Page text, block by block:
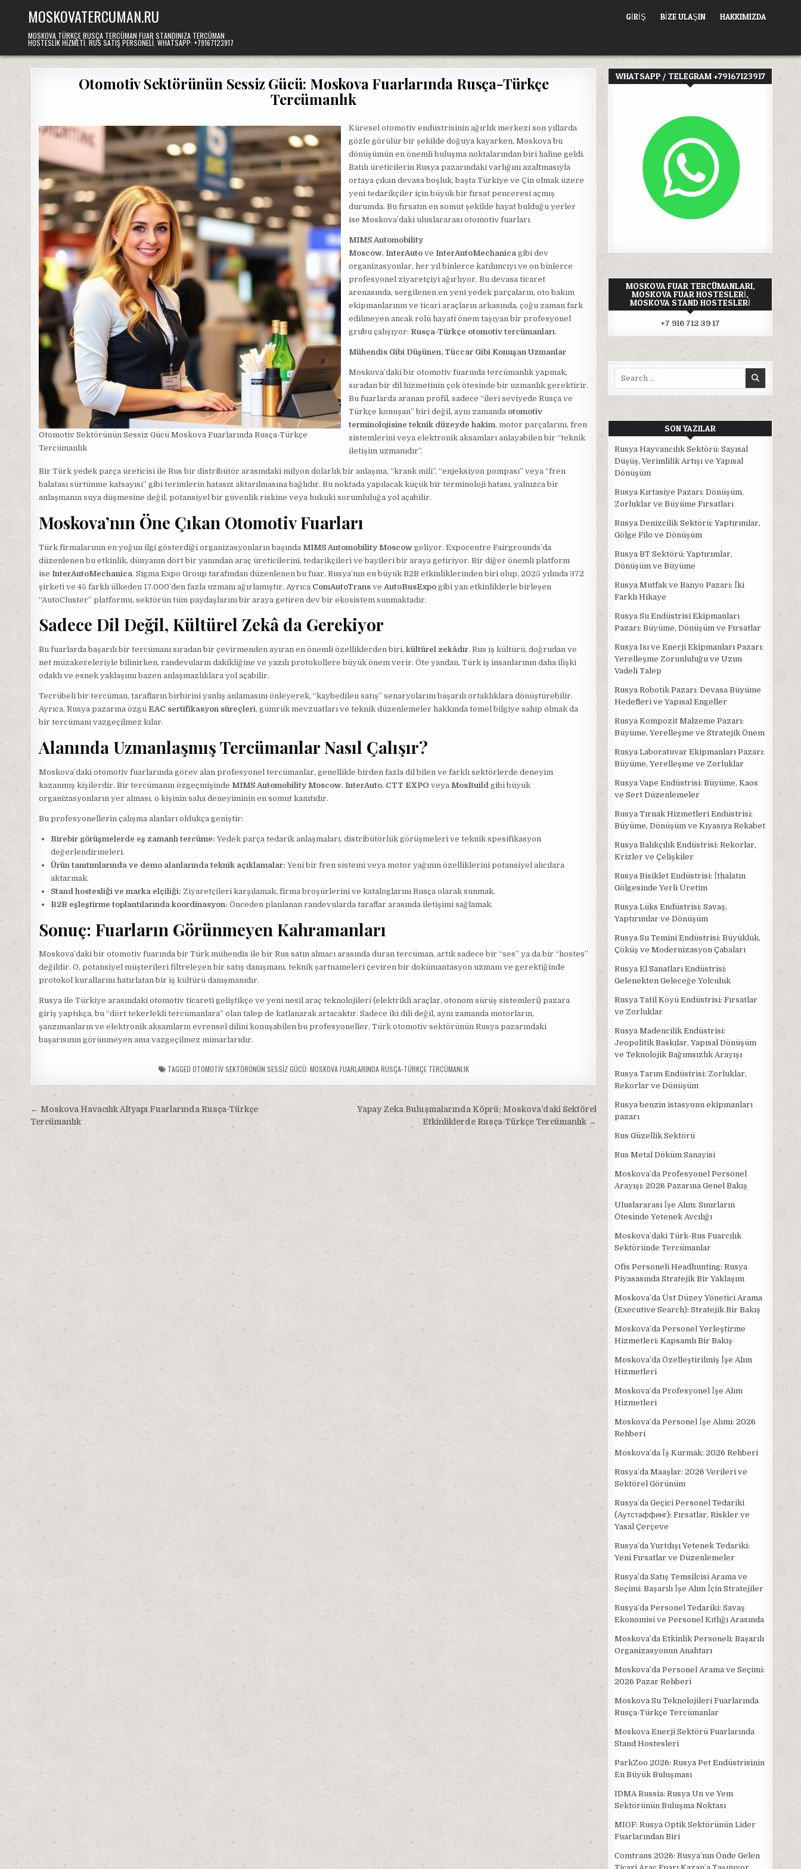
MOSKOVATERCUMAN.RU
MOSKOVA TÜRKÇE RUSÇA TERCÜMAN FUAR STANDINIZA TERCÜMAN
HOSTESLIK HIZMETI. RUS SATIŞ PERSONELI. WHATSAPP: +79167123917
GIRIŞ BİZE ULAŞIN HAKKIMIZDA
Otomotiv Sektörünün Sessiz Gücü: Moskova Fuarlarında Rusça-Türkçe
Tercümanlık
Otomotiv Sektörünün Sessiz Gücü Moskova Fuarlarında Rusça-Türkçe
Tercümanlık
Küresel otomotiv endüstrisinin ağırlık merkezi son yıllarda
gözle görülür bir şekilde doğuya kayarken, Moskova bu
dönüşümün en önemli buluşma noktalarından biri haline geldi.
Batılı üreticilerin Rusya pazarındaki varlığını azaltmasıyla
ortaya çıkan devasa boşluk, başta Türkiye ve Çin olmak üzere
yeni tedarikçiler için büyük bir fırsat penceresi açmış
durumda. Bu fırsatın en somut şekilde hayat bulduğu yerler
ise Moskova’daki uluslararası otomotiv fuarları.
MIMS Automobility
Moscow,InterAuto veInterAutoMechanica gibi dev
organizasyonlar, her yıl binlerce katılımcıyı ve on binlerce
profesyonel ziyaretçiyi ağırlıyor. Bu devasa ticaret
arenasında, sergilenen en yeni yedek parçaların, oto bakım
ekipmanlarının ve ticari araçların arkasında, çoğu zaman fark
edilmeyen ancak rolü hayati önem taşıyan bir profesyonel
grubu çalışıyor: Rusça-Türkçe otomotiv tercümanları.
Mühendis Gibi Düşünen, Tüccar Gibi Konuşan Uzmanlar
Moskova’daki bir otomotiv fuarında tercümanlık yapmak,
sıradan bir dil hizmetinin çok ötesinde bir uzmanlık gerektirir.
Bu fuarlarda aranan profil, sadece “ileri seviyede Rusça ve
Türkçe konuşan” biri değil, aynı zamanda otomotiv
terminolojisine teknik düzeyde hakim, motor parçalarını, fren
sistemlerini veya elektronik aksamları anlayabilen bir “teknik
iletişim uzmanıdır”.
Bir Türk yedek parça üreticisi ile Rus bir distribütör arasındaki milyon dolarlık bir anlaşma, “krank mili”, “enjeksiyon pompası” veya “fren
balatası sürtünme katsayısı” gibi terimlerin hatasız aktarılmasına bağlıdır. Bu noktada yapılacak küçük bir terminoloji hatası, yalnızca bir
anlaşmanın suya düşmesine değil, potansiyel bir güvenlik riskine veya hukuki sorumluluğa yol açabilir.
Moskova’nın Öne Çıkan Otomotiv Fuarları
Türk firmalarının en yoğun ilgi gösterdiği organizasyonların başında MIMS Automobility Moscow geliyor. Expocentre Fairgrounds’da
düzenlenen bu etkinlik, dünyanın dört bir yanından araç üreticilerini, tedarikçileri ve bayileri bir araya getiriyor. Bir diğer önemli platform
iseInterAutoMechanica. Sigma Expo Group tarafından düzenlenen bu fuar, Rusya’nın en büyük B2B etkinliklerinden biri olup, 2025 yılında 372
şirketi ve 45 farklı ülkeden 17.000’den fazla uzmanı ağırlamıştır. Ayrıca ComAutoTrans ve AutoBusExpo gibi yan etkinliklerle birleşen
“AutoCluster” platformu, sektörün tüm paydaşlarını bir araya getiren dev bir ekosistem sunmaktadır.
Sadece Dil Değil, Kültürel Zekâ da Gerekiyor
Bu fuarlarda başarılı bir tercümanı sıradan bir çevirmenden ayıran en önemli özelliklerden biri,kültürel zekâdır. Rus iş kültürü, doğrudan ve
net müzakereleriyle bilinirken, randevuların dakikliğine ve yazılı protokollere büyük önem verir. Öte yandan, Türk iş insanlarının daha ilişki
odaklı ve esnek yaklaşımı bazen anlaşmazlıklara yol açabilir.
Tecrübeli bir tercüman, tarafların birbirini yanlış anlamasını önleyerek, “kaybedilen satış” senaryolarını başarılı ortaklıklara dönüştürebilir.
Ayrıca, Rusya pazarına özgüEAC sertifikasyon süreçleri, gümrük mevzuatları ve teknik düzenlemeler hakkında temel bilgiye sahip olmak da
bir tercümanı vazgeçilmez kılar.
Alanında Uzmanlaşmış Tercümanlar Nasıl Çalışır?
Moskova’daki otomotiv fuarlarında görev alan profesyonel tercümanlar, genellikle birden fazla dil bilen ve farklı sektörlerde deneyim
kazanmış kişilerdir. Bir tercümanın özgeçmişinde MIMS Automobility Moscow,InterAuto, CTT EXPO veya MosBuild gibi büyük
organizasyonların yer alması, o kişinin saha deneyiminin en somut kanıtıdır.
Bu profesyonellerin çalışma alanları oldukça geniştir:
Birebir görüşmelerde eş zamanlı tercüme: Yedek parça tedarik anlaşmaları, distribütörlük görüşmeleri ve teknik spesifikasyon
değerlendirmeleri.
Ürün tanıtımlarında ve demo alanlarında teknik açıklamalar: Yeni bir fren sistemi veya motor yağının özelliklerini potansiyel alıcılara
aktarmak.
Stand hostesliği ve marka elçiliği: Ziyaretçileri karşılamak, firma broşürlerini ve kataloglarını Rusça olarak sunmak.
B2B eşleştirme toplantılarında koordinasyon: Önceden planlanan randevularda taraflar arasında iletişimi sağlamak.
Sonuç: Fuarların Görünmeyen Kahramanları
Moskova’daki bir otomotiv fuarında bir Türk mühendis ile bir Rus satın almacı arasında duran tercüman, artık sadece bir “ses” ya da bir “hostes”
değildir. O, potansiyel müşterileri filtreleyen bir satış danışmanı, teknik şartnameleri çeviren bir dokümantasyon uzmanı ve gerektiğinde
protokol kurallarını hatırlatan bir iş kültürü danışmanıdır.
Rusya ile Türkiye arasındaki otomotiv ticareti geliştikçe ve yeni nesil araç teknolojileri (elektrikli araçlar, otonom sürüş sistemleri) pazara
giriş yaptıkça, bu “dört tekerlekli tercümanlara” olan talep de katlanarak artacaktır. Sadece iki dili değil, aynı zamanda motorların,
şanzımanların ve elektronik aksamların evrensel dilini konuşabilen bu profesyoneller, Türk otomotiv sektörünün Rusya pazarındaki
başarısının görünmeyen ama vazgeçilmez mimarlarıdır.
TAGGED OTOMOTIV SEKTÖRÜNÜN SESSIZ GÜCÜ: MOSKOVA FUARLARINDA RUSÇA-TÜRKÇE TERCÜMANLIK
Yazı
gezinmesi
Yapay Zeka Buluşmalarında Köprü: Moskova’daki Sektörel
Etkinliklerde Rusça-Türkçe Tercümanlık →
← Moskova Havacılık Altyapı Fuarlarında Rusça-Türkçe
Tercümanlık
WHATSAPP / TELEGRAM +79167123917
MOSKOVA FUAR TERCÜMANLARI,
MOSKOVA FUAR HOSTESLERI,
MOSKOVA STAND HOSTESLERI
+7 916 712 39 17
SON YAZILAR
Rusya Hayvancılık Sektörü: Sayısal
Düşüş, Verimlilik Artışı ve Yapısal
Dönüşüm
Rusya Kırtasiye Pazarı: Dönüşüm,
Zorluklar ve Büyüme Fırsatları
Rusya Denizcilik Sektörü: Yaptırımlar,
Gölge Filo ve Dönüşüm
Rusya BT Sektörü: Yaptırımlar,
Dönüşüm ve Büyüme
Rusya Mutfak ve Banyo Pazarı: İki
Farklı Hikaye
Rusya Su Endüstrisi Ekipmanları
Pazarı: Büyüme, Dönüşüm ve Fırsatlar
Rusya Isı ve Enerji Ekipmanları Pazarı:
Yerelleşme Zorunluluğu ve Uzun
Vadeli Talep
Rusya Robotik Pazarı: Devasa Büyüme
Hedefleri ve Yapısal Engeller
Rusya Kompozit Malzeme Pazarı:
Büyüme, Yerelleşme ve Stratejik Önem
Rusya Laboratuvar Ekipmanları Pazarı:
Büyüme, Yerelleşme ve Zorluklar
Rusya Vape Endüstrisi: Büyüme, Kaos
ve Sert Düzenlemeler
Rusya Tırnak Hizmetleri Endüstrisi:
Büyüme, Dönüşüm ve Kıyasıya Rekabet
Rusya Balıkçılık Endüstrisi: Rekorlar,
Krizler ve Çelişkiler
Rusya Bisiklet Endüstrisi: İthalatın
Gölgesinde Yerli Üretim
Rusya Lüks Endüstrisi: Savaş,
Yaptırımlar ve Dönüşüm
Rusya Su Temini Endüstrisi: Büyüklük,
Çöküş ve Modernizasyon Çabaları
Rusya El Sanatları Endüstrisi:
Gelenekten Geleceğe Yolculuk
Rusya Tatil Köyü Endüstrisi: Fırsatlar
ve Zorluklar
Rusya Madencilik Endüstrisi:
Jeopolitik Baskılar, Yapısal Dönüşüm
ve Teknolojik Bağımsızlık Arayışı
Rusya Tarım Endüstrisi: Zorluklar,
Rekorlar ve Dönüşüm
Rusya benzin istasyonu ekipmanları
pazarı
Rus Güzellik Sektörü
Rus Metal Döküm Sanayisi
Moskova’da Profesyonel Personel
Arayışı: 2026 Pazarına Genel Bakış
Uluslararası İşe Alım: Sınırların
Ötesinde Yetenek Avcılığı
Moskova’daki Türk-Rus Fuarcılık
Sektöründe Tercümanlar
Ofis Personeli Headhunting: Rusya
Piyasasında Stratejik Bir Yaklaşım
Moskova’da Üst Düzey Yönetici Arama
(Executive Search): Stratejik Bir Bakış
Moskova’da Personel Yerleştirme
Hizmetleri: Kapsamlı Bir Bakış
Moskova’da Özelleştirilmiş İşe Alım
Hizmetleri
Moskova’da Profesyonel İşe Alım
Hizmetleri
Moskova’da Personel İşe Alımı: 2026
Rehberi
Moskova’da İş Kurmak: 2026 Rehberi
Rusya’da Maaşlar: 2026 Verileri ve
Sektörel Görünüm
Rusya’da Geçici Personel Tedariki
(Aутстаффинг): Fırsatlar, Riskler ve
Yasal Çerçeve
Rusya’da Yurtdışı Yetenek Tedariki:
Yeni Fırsatlar ve Düzenlemeler
Rusya’da Satış Temsilcisi Arama ve
Seçimi: Başarılı İşe Alım İçin Stratejiler
Rusya’da Personel Tedariki: Savaş
Ekonomisi ve Personel Kıtlığı Arasında
Moskova’da Etkinlik Personeli: Başarılı
Organizasyonun Anahtarı
Moskova’da Personel Arama ve Seçimi:
2026 Pazar Rehberi
Moskova Su Teknolojileri Fuarlarında
Rusça-Türkçe Tercümanlar
Moskova Enerji Sektörü Fuarlarında
Stand Hostesleri
ParkZoo 2026: Rusya Pet Endüstrisinin
En Büyük Buluşması
IDMA Russia: Rusya Un ve Yem
Sektörünün Buluşma Noktası
MIOF: Rusya Optik Sektörünün Lider
Fuarlarından Biri
Comtrans 2026: Rusya’nın Önde Gelen
Ticari Araç Fuarı Kazan’a Taşınıyor